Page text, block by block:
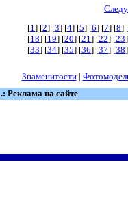
[1] [2] [3] [4] [5] [6] [7] [8] [
[18] [19] [20] [21] [22] [23
[33] [34] [35] [36] [37] [38
Знаменитости|
.: Реклама на сайте